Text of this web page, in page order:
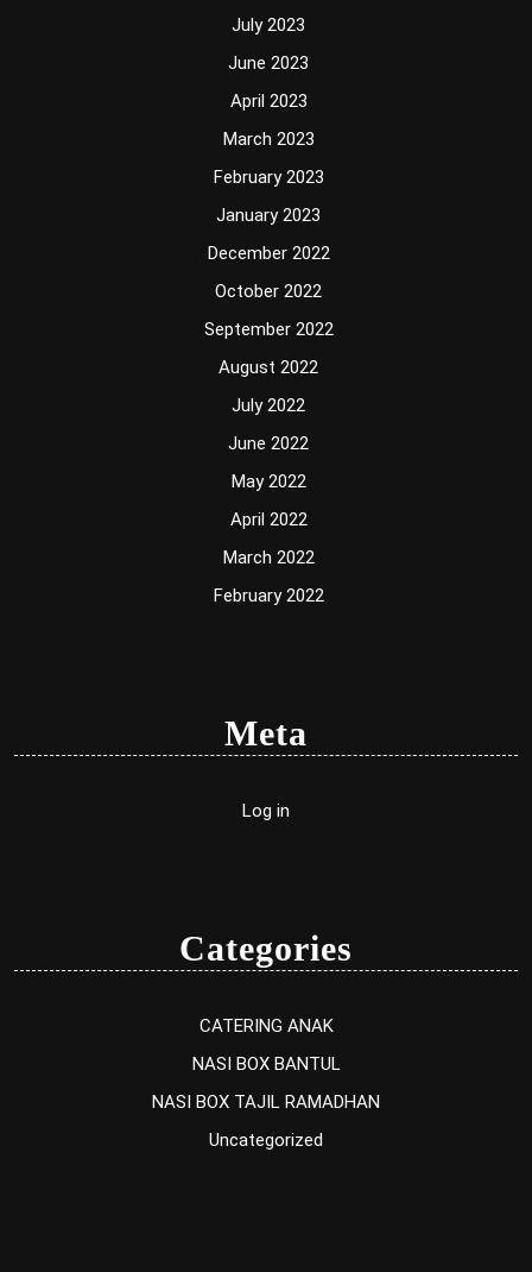
July 2023
June 2023
April 2023
March 2023
February 2023
January 2023
December 2022
October 2022
September 2022
August 2022
July 2022
June 2022
May 2022
April 2022
March 2022
February 2022
Meta
Log in
Categories
CATERING ANAK
NASI BOX BANTUL
NASI BOX TAJIL RAMADHAN
Uncategorized